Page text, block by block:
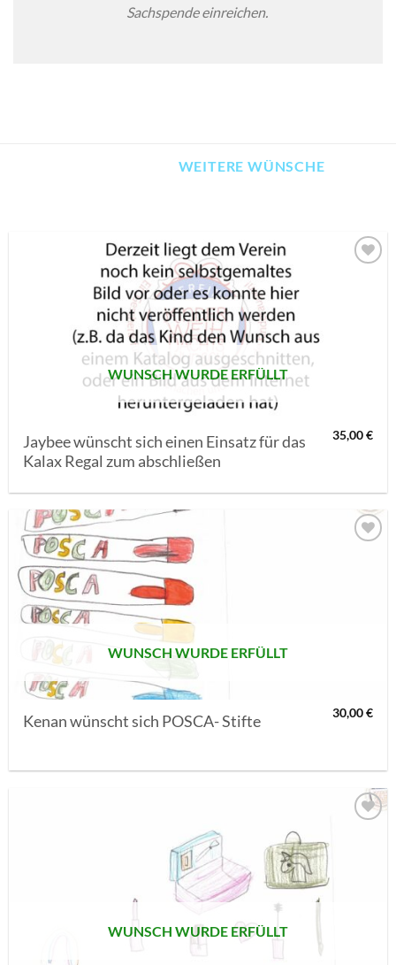
Sachspende einreichen.
WEITERE WÜNSCHE
WUNSCH WURDE ERFÜLLT
Jaybee wünscht sich einen Einsatz für das
Kalax Regal zum abschließen
35,00€
WUNSCH WURDE ERFÜLLT
Kenan wünscht sich POSCA- Stifte 30,00€
MERKLISTE
SETZEN
WUNSCH WURDE ERFÜLLT